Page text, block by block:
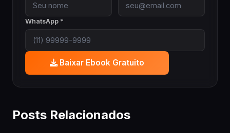
WhatsApp *
Baixar Ebook Gratuito
Posts Relacionados